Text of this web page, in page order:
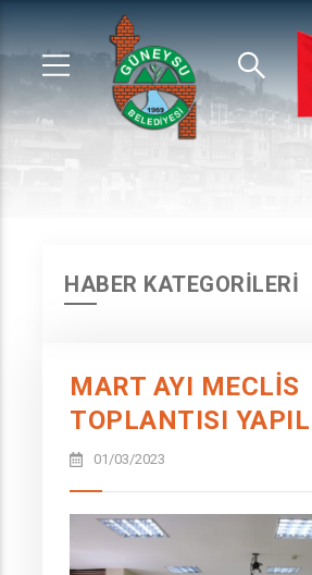
HABER KATEGORİLERİ
MART AYI MECLİS
TOPLANTISI
01/03/2023